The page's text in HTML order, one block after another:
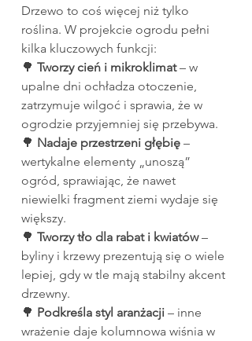
Drzewo to coś więcej niż tylko
roślina. W projekcie ogrodu pełni
kilka kluczowych funkcji:
🌳 Tworzy cień i mikroklimat – w
upalne dni ochładza otoczenie,
zatrzymuje wilgoć i sprawia, że w
ogrodzie przyjemniej się przebywa.
🌳 Nadaje przestrzeni głębię –
wertykalne elementy „unoszą”
ogród, sprawiając, że nawet
niewielki fragment ziemi wydaje się
większy.
🌳 Tworzy tło dla rabat i kwiatów –
byliny i krzewy prezentują się o wiele
lepiej, gdy w tle mają stabilny akcent
drzewny.
🌳 Podkreśla styl aranżacji – inne
wrażenie daje kolumnowa wiśnia w